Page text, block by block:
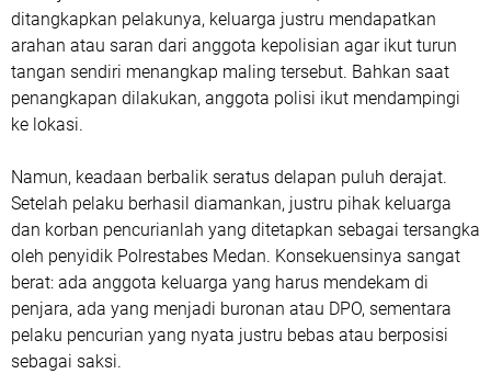
ditangkapkan pelakunya, keluarga justru mendapatkan
arahan atau saran dari anggota kepolisian agar ikut turun
tangan sendiri menangkap maling tersebut. Bahkan saat
penangkapan dilakukan, anggota polisi ikut mendampingi
ke lokasi.
Namun, keadaan berbalik seratus delapan puluh derajat.
Setelah pelaku berhasil diamankan, justru pihak keluarga
dan korban pencurianlah yang ditetapkan sebagai tersangka
oleh penyidik Polrestabes Medan. Konsekuensinya sangat
berat: ada anggota keluarga yang harus mendekam di
penjara, ada yang menjadi buronan atau DPO, sementara
pelaku pencurian yang nyata justru bebas atau berposisi
sebagai saksi.